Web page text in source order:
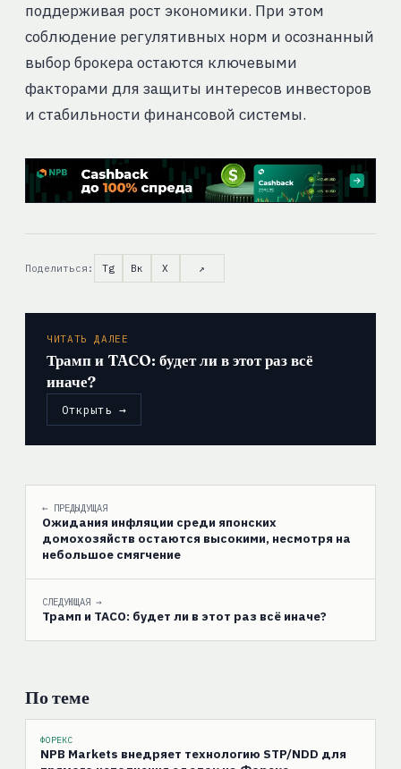
поддерживая рост экономики. При этом
соблюдение регулятивных норм и осознанный
выбор брокера остаются ключевыми
факторами для защиты интересов инвесторов
и стабильности финансовой системы.
Поделиться: Tg Вк X ↗
ЧИТАТЬ ДАЛЕЕ
Трамп и TACO: будет ли в этот раз всё
иначе?
Открыть →
← ПРЕДЫДУЩАЯ
Ожидания инфляции среди японских
домохозяйств остаются высокими, несмотря на
небольшое смягчение
СЛЕДУЮЩАЯ →
Трамп и TACO: будет ли в этот раз всё иначе?
По теме
ФОРЕКС
NPB Markets внедряет технологию STP/NDD для